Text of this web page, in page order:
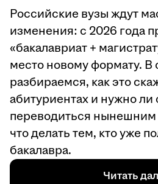
Российские вузы ждут
изменения: с 2026 года
«бакалавриат +
место новому формату. В
разбираемся, как это
абитуриентах и нужно ли
переводиться нынешним
что делать тем, кто уже
бакалавра.
Читать